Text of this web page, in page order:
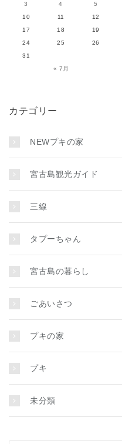
« 7月
3
4 5
10
11 12
17
18 19
24
25 26
31
カテゴリー
NEWプキの家
宮古島観光ガイド
三線
タプーちゃん
宮古島の暮らし
ごあいさつ
プキの家
プキ
未分類